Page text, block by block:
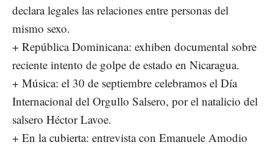
declara legales las relaciones entre personas del
mismo sexo.
+ República Dominicana: exhiben documental sobre
reciente intento de golpe de estado en Nicaragua.
+ Música: el 30 de septiembre celebramos el Día
Internacional del Orgullo Salsero, por el natalicio del
salsero Héctor Lavoe.
+ En la cubierta: entrevista con Emanuele Amodio